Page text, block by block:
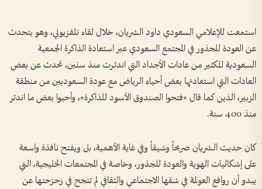
استمعت للإعلامي السعودي داود الشريان، خلال لقاء تلفزيوني، وهو يتحدث
عن العودة للجذور في المجتمع السعودي عبر استعادة الذاكرة الجمعية
السعودية للكثير من عادات الأجداد التي اندثرت منذ سنين، تحدث عن بعض
العادات التي استعادتها بعض أحياء الرياض مع عودة السعوديين من منطقة
الزبير، الذين كما قال «فتحوا الصندوق الأسود للذاكرة»، وأحيوا بعض ما اندثر
منذ 400 سنة.
كان حديث الشريان صريحاً وشيقاً وفي غاية الأهمية، بل ويفتح نافذة واسعة
على إشكاليات الهوية والعودة للجذور، وخاصة في المجتمعات الخليجية، التي
يبدو أن روافع العولمة في شقها الاجتماعي والثقافي لم تنجح في زحزحتها عن